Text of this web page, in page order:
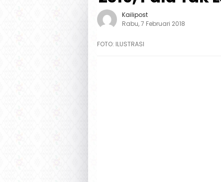
Kailipost
Rabu, 7 Februari 2018
FOTO: ILUSTRASI